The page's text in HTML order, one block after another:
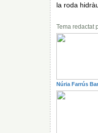
la roda
Tema
Núria Farrús